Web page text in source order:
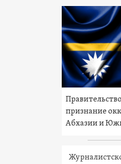
признание
Абхазии и